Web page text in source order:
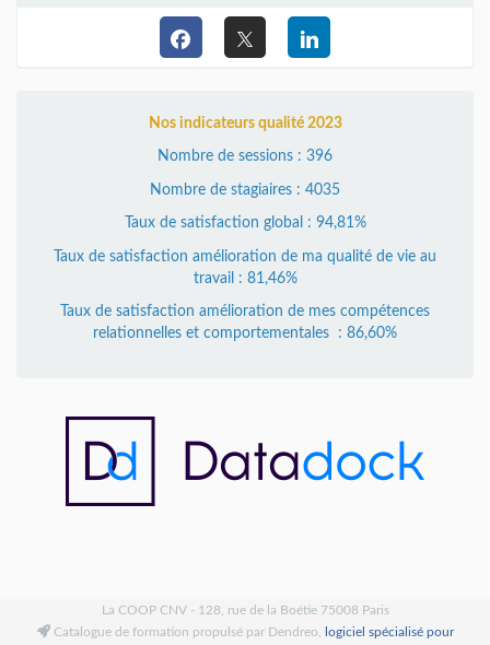
Nos indicateurs qualité 2023
Nombre de sessions : 396
Nombre de stagiaires : 4035
Taux de satisfaction global : 94,81%
Taux de satisfaction amélioration de ma qualité de vie au
travail : 81,46%
Taux de satisfaction amélioration de mes compétences
relationnelles et comportementales : 86,60%
La COOP CNV - 128, rue de la Boétie 75008 Paris
Catalogue de formation propulsé par Dendreo,
logiciel spécialisé pour